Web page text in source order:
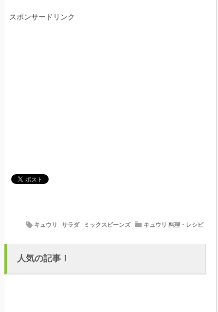
スポンサードリンク
キュウリ サラダ ミックスビーンズ キュウリ 料理・レシピ
人気の記事！